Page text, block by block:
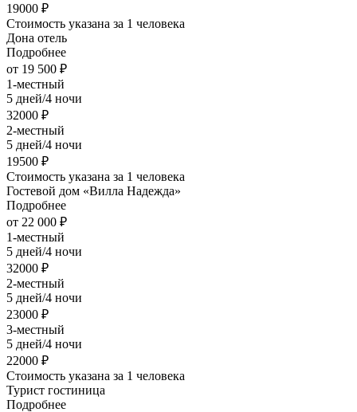
19000 ₽
Стоимость указана за 1 человека
Дона отель
Подробнее
от 19 500 ₽
1-местный
5 дней/4 ночи
32000 ₽
2-местный
5 дней/4 ночи
19500 ₽
Стоимость указана за 1 человека
Гостевой дом «Вилла Надежда»
Подробнее
от 22 000 ₽
1-местный
5 дней/4 ночи
32000 ₽
2-местный
5 дней/4 ночи
23000 ₽
3-местный
5 дней/4 ночи
22000 ₽
Стоимость указана за 1 человека
Турист гостиница
Подробнее